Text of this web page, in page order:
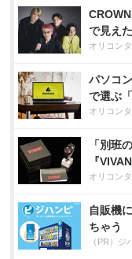
で見え
オリコン
パソコ
で選ぶ
オリコン
「別班
『
オリコン
自販機
ちゃう
（PR）ジ